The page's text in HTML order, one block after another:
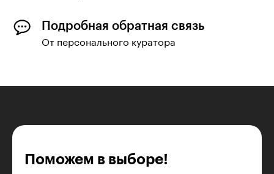
Подробная обратная связь
От персонального куратора
Поможем в выборе!